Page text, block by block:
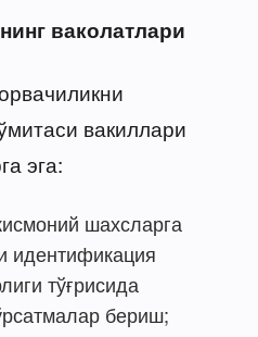
ваколатлари
вакиллари
эга:
шахсларга
идентификация
тўғрисида
бериш;